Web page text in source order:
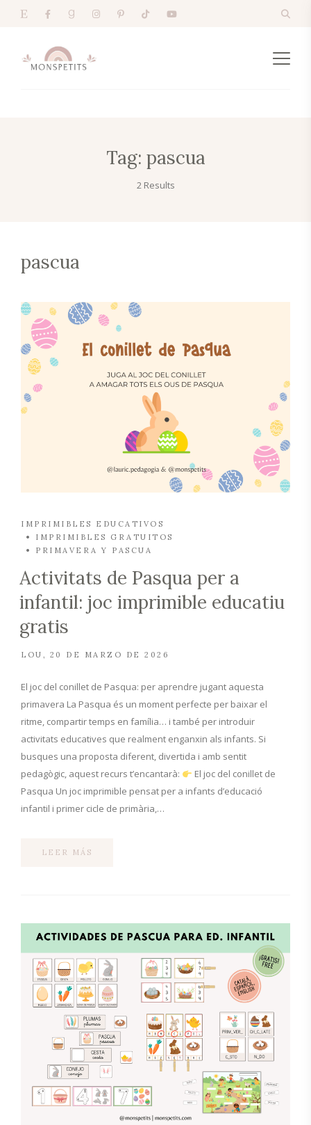
Tag: pascua
2 Results
pascua
IMPRIMIBLES EDUCATIVOS
IMPRIMIBLES GRATUITOS
PRIMAVERA Y PASCUA
Activitats de Pasqua per a
infantil: joc imprimible educatiu
gratis
LOU 20 DE MARZO DE 2026
El joc del conillet de Pasqua: per aprendre jugant aquesta
primavera La Pasqua és un moment perfecte per baixar el
ritme, compartir temps en família… i també per introduir
activitats educatives que realment enganxin als infants. Si
busques una proposta diferent, divertida i amb sentit
pedagògic, aquest recurs t’encantarà:
El joc del conillet de
Pasqua Un joc imprimible pensat per a infants d’educació
infantil i primer cicle de primària,…
LEER MÁS